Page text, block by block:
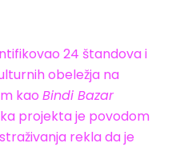
24 štandova i
obeležja na
kao Bindi Bazar
projekta je povodom
rekla da je